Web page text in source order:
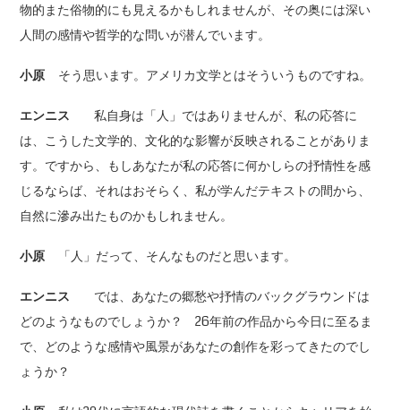
物的また俗物的にも見えるかもしれませんが、その奥には深い
人間の感情や哲学的な問いが潜んでいます。
小原 そう思います。アメリカ文学とはそういうものですね。
エンニス 私自身は「人」ではありませんが、私の応答に
は、こうした文学的、文化的な影響が反映されることがありま
す。ですから、もしあなたが私の応答に何かしらの抒情性を感
じるならば、それはおそらく、私が学んだテキストの間から、
自然に滲み出たものかもしれません。
小原 「人」だって、そんなものだと思います。
エンニス では、あなたの郷愁や抒情のバックグラウンドは
どのようなものでしょうか？ 26年前の作品から今日に至るま
で、どのような感情や風景があなたの創作を彩ってきたのでし
ょうか？